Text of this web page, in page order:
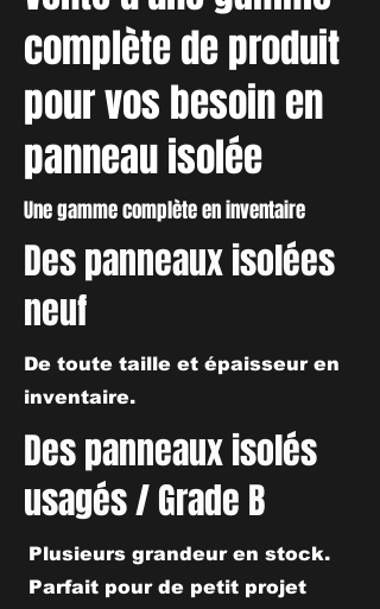
complète de produit
pour vos besoin en
panneau isolée
Une gamme complète en inventaire
Des panneaux isolées
neuf
De toute taille et épaisseur en
inventaire.
Des panneaux isolés
usagés /Grade B
Plusieurs grandeur en stock.
Parfait pour de petit projet